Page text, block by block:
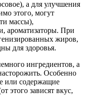
а для улучшения
этого, могут
массы),
ароматизаторы. При
жиров,
для здоровья.
ингредиентов, а
Особенно
или содержащие
этого зависят вкус,